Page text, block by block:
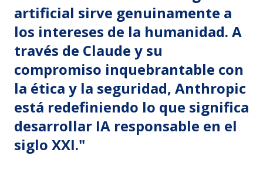
artificial sirve genuinamente a
los intereses de la humanidad. A
través de Claude y su
compromiso inquebrantable con
la ética y la seguridad, Anthropic
está redefiniendo lo que significa
desarrollar IA responsable en el
siglo XXI."